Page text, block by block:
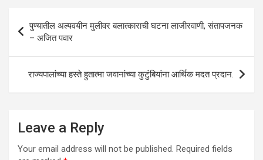
A
p
p
o
o
k
n
navigation
पुण्यातील अल्पवयीन मुलीवर बलात्काराची घटना लाजीरवाणी, संतापजनक
– अजित पवार
राज्यपालांच्या हस्ते हुतात्मा जवानांच्या कुटुंबियांना आर्थिक मदत प्रदान.
Leave a Reply
Your email address will not be published. Required fields